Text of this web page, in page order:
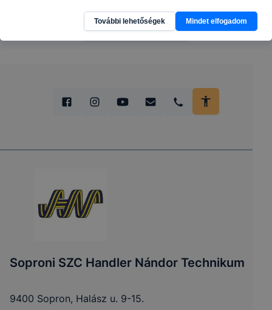
Soproni SZC Handler Nándor Technikum
9400 Sopron, Halász u. 9-15.
További lehetőségek Mindet elfogadom